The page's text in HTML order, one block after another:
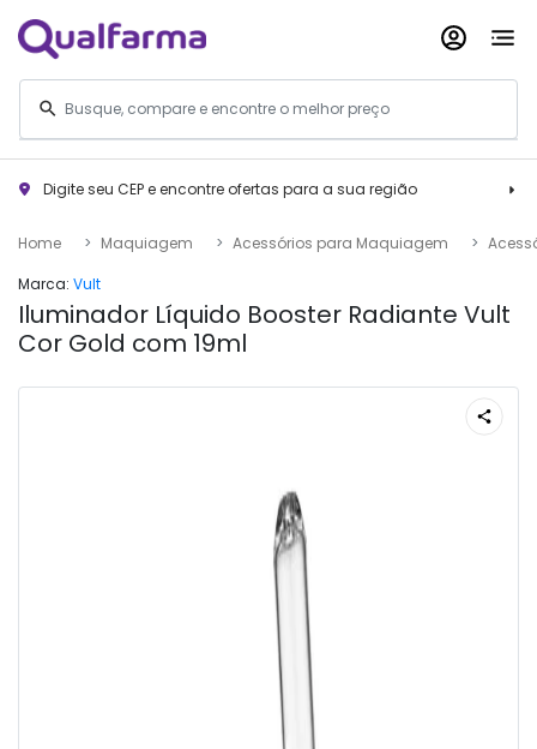
Digite seu CEP e encontre ofertas para a sua região
Home Maquiagem Acessórios para Maquiagem
Marca: Vult
Iluminador Líquido Booster Radiante Vult
Cor Gold com 19ml